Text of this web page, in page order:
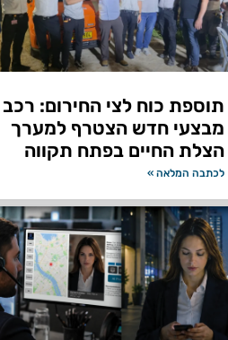
תוספת כוח לצי החירום: רכב
מבצעי חדש הצטרף למערך
הצלת החיים בפתח תקווה
לכתבה המלאה »